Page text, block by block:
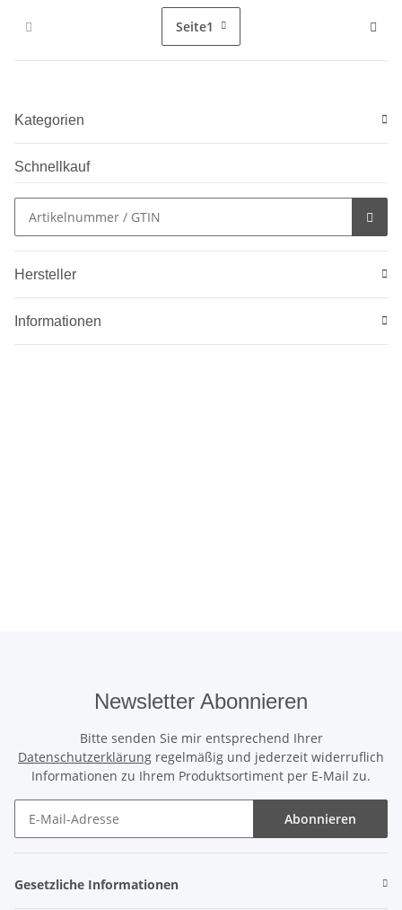
Seite1
Kategorien
Schnellkauf
Hersteller
Informationen
Newsletter Abonnieren
Bitte senden Sie mir entsprechend Ihrer
Datenschutzerklärung regelmäßig und jederzeit widerruflich
Informationen zu Ihrem Produktsortiment per E-Mail zu.
Abonnieren
Gesetzliche Informationen